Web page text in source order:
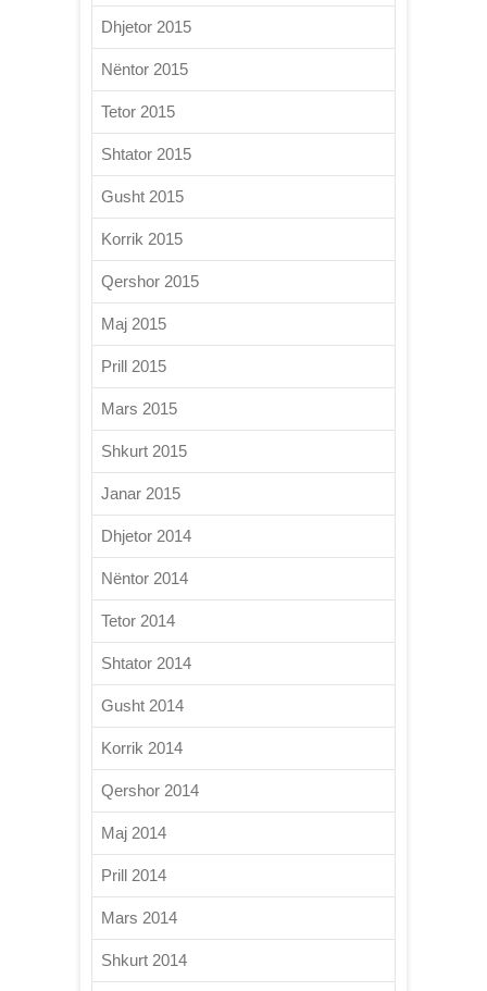
Dhjetor 2015
Nëntor 2015
Tetor 2015
Shtator 2015
Gusht 2015
Korrik 2015
Qershor 2015
Maj 2015
Prill 2015
Mars 2015
Shkurt 2015
Janar 2015
Dhjetor 2014
Nëntor 2014
Tetor 2014
Shtator 2014
Gusht 2014
Korrik 2014
Qershor 2014
Maj 2014
Prill 2014
Mars 2014
Shkurt 2014